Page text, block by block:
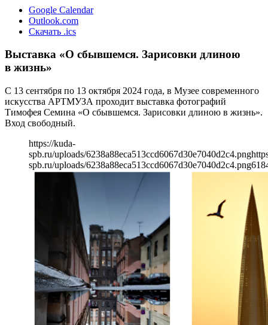
Google Calendar
Outlook.com
Скачать .ics
Выставка «О сбывшемся. Зарисовки длиною
в жизнь»
С 13 сентября по 13 октября 2024 года, в Музее современного
искусства АРТМУЗА проходит выставка фотографий
Тимофея Семина «О сбывшемся. Зарисовки длиною в жизнь».
Вход свободный.
https://kuda-
spb.ru/uploads/6238a88eca513ccd6067d30e7040d2c4.png
spb.ru/uploads/6238a88eca513ccd6067d30e7040d2c4.png618